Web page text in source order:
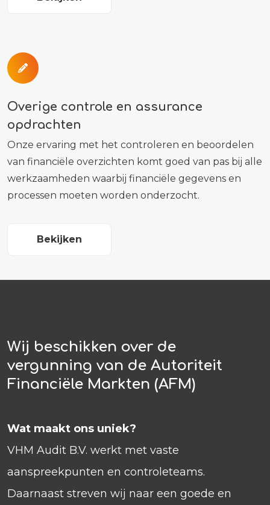
Overige controle en assurance
opdrachten
Onze ervaring met het controleren en beoordelen
van financiële overzichten komt goed van pas bij alle
werkzaamheden waarbij financiële gegevens en
processen moeten worden onderzocht.
Bekijken
Wij beschikken over de
vergunning van de Autoriteit
Financiële Markten (AFM)
Wat maakt ons uniek?
VHM Audit B.V. werkt met vaste
aanspreekpunten en controleteams.
Daarnaast streven wij naar een goede en